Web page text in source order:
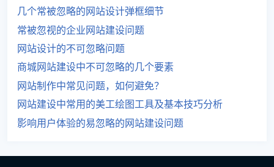
几个常被忽略的网站设计弹框细节
常被忽视的企业网站建设问题
网站设计的不可忽略问题
商城网站建设中不可忽略的几个要素
网站制作中常见问题，如何避免？
网站建设中常用的美工绘图工具及基本技巧分析
影响用户体验的易忽略的网站建设问题